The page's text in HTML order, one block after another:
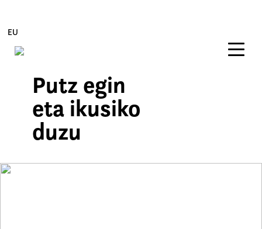
Edukira zuzenean joan
EU
Putz egin
eta ikusiko
duzu